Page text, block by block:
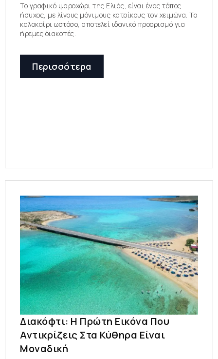
Το γραφικό ψαροχώρι της Ελιάς, είναι ένας τόπος
ήσυχος, με λίγους μόνιμους κατοίκους τον χειμώνα. Το
καλοκαίρι ωστόσο, αποτελεί ιδανικό προορισμό για
ήρεμες διακοπές.
Περισσότερα
Διακόφτι: Η Πρώτη Εικόνα Που
Αντικρίζεις Στα Κύθηρα Είναι
Μοναδική